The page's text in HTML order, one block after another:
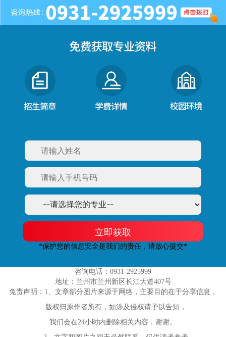
立即获取
*保护您的信息安全是我们的责任，请放心提交*
咨询电话：0931-2925999
地址：兰州市兰州新区长江大道407号
免责声明：1、文章部分图片来源于网络，主要目的在于分享信息，
版权归原作者所有，如涉及侵权请予以告知，
我们会在24小时内删除相关内容，谢谢。